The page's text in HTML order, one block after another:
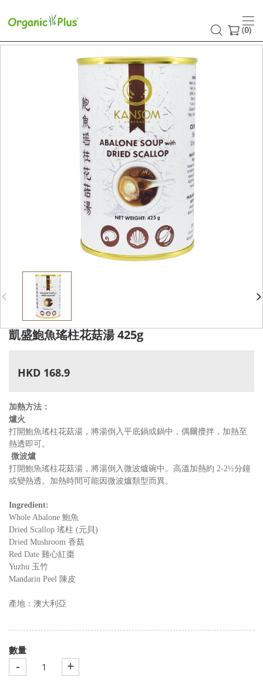
(0)
凱盛鮑魚瑤柱花菇湯 425g
HKD 168.9
加熱方法：
爐火
打開鮑魚瑤柱花菇湯，將湯倒入平底鍋或鍋中，偶爾攪拌，加熱至
熱透即可。
微波爐
打開鮑魚瑤柱花菇湯，將湯倒入微波爐碗中。高溫加熱約 2-2½分鐘
或變熱透。加熱時間可能因微波爐類型而異。
Ingredient:
Whole Abalone 鮑魚
Dried Scallop 瑤柱 (元貝)
Dried Mushroom 香菇
Red Date 雞心紅棗
Yuzhu 玉竹
Mandarin Peel 陳皮
產地：澳大利亞
數量
- +